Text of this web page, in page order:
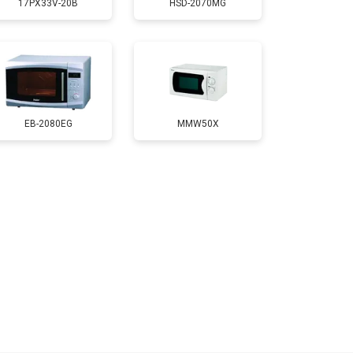
3500 ₽ Заказать
4500 ₽ Заказать
2400 ₽ Заказать
17PX33V-20B HSD-2070MG
EB-2080EG MMW50X